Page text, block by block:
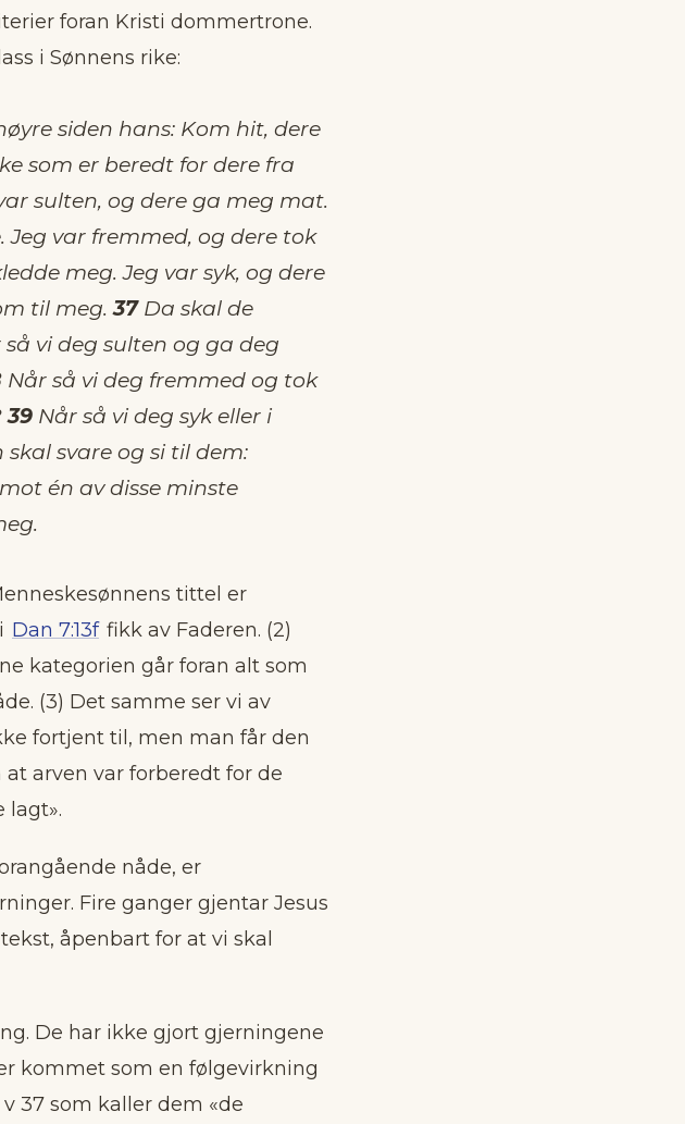
foran Kristi dommertrone.
i Sønnens rike:
siden hans: Kom hit, dere
som er beredt for dere fra
sulten, og dere ga meg mat.
Jeg var fremmed, og dere tok
meg. Jeg var syk, og dere
til meg.37Da skal de
vi deg sulten og ga deg
Når så vi deg fremmed og tok
39 Når så vi deg syk eller i
skal svare og si til dem:
én av disse minste
tittel er
Dan 7:13f fikk av Faderen. (2)
kategorien går foran alt som
(3) Det samme ser vi av
fortjent til, men man får den
arven var forberedt for de
lagt».
nåde, er
Fire ganger gjentar Jesus
åpenbart for at vi skal
De har ikke gjort gjerningene
kommet som en følgevirkning
37 som kaller dem «de